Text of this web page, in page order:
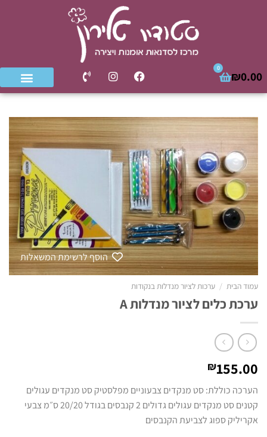
₪0.00
0
הוסף לרשימת המשאלות
עמוד הבית / ערכות לציור מנדלות בנקודות
ערכת כלים לציור מנדלות A
₪155.00
הערכה כוללת: סט מנקדים צבעוניים מפלסטיק סט מנקדים עגולים
קטנים סט מנקדים עגולים גדולים 2 קנבסים בגודל 20/20 ס״מ צבעי
אקריליק ספוג לצביעת הקנבסים